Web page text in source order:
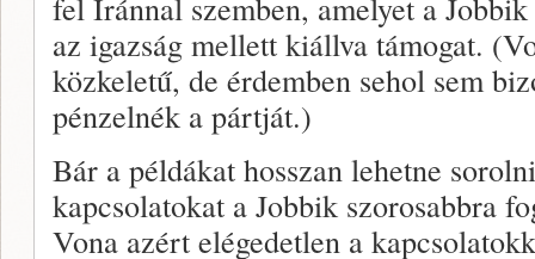
az igazság mellett kiállva támogat.
közkeletű, de érdemben sehol sem
pénzelnék a pártját.)
Bár a példákat hosszan lehetne
kapcsolatokat a Jobbik szorosabbra
Vona azért elégedetlen a